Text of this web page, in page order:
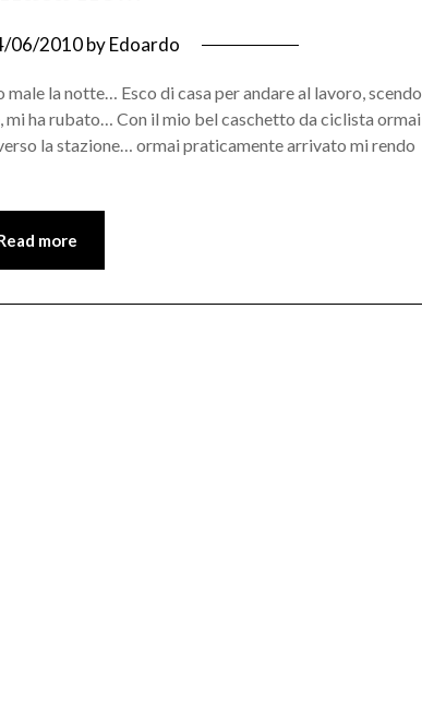
06/2010byEdoardo
la notte… Esco di casa per andare al lavoro, scendo
ha rubato… Con il mio bel caschetto da ciclista ormai
la stazione… ormai praticamente arrivato mi rendo
more